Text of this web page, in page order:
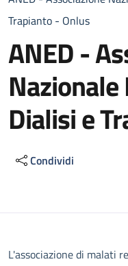
Trapianto - Onlus
ANED -
Dialisi e
Condividi
Descrizione
L'associazione di malati